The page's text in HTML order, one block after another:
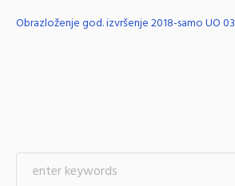
Obrazloženje god. izvršenje 2018-samo UO 03